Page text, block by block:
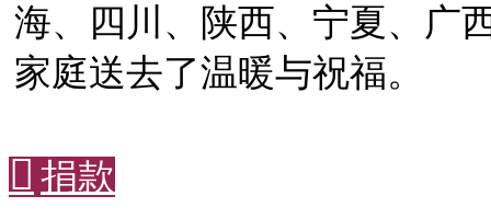
海、四川、陕西、宁夏、广
家庭送去了温暖与祝福。
 捐款